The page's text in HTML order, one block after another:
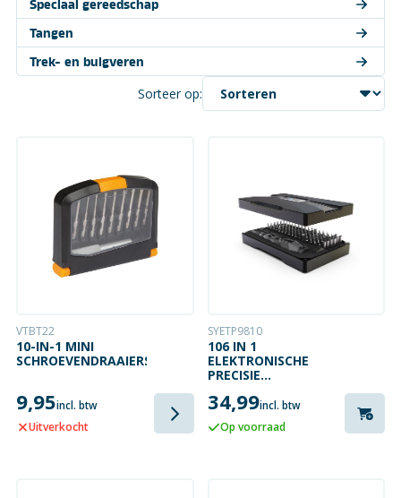
Speciaal gereedschap
Tangen
Trek- en buigveren
Sorteer op:
VTBT22
10-IN-1 MINI
SCHROEVENDRAAIERSET
9,95incl. btw
Uitverkocht
SYETP9810
106 IN 1
ELEKTRONISCHE
PRECISIE
SCHROEVENDRAAIERSET
34,99incl. btw
Op voorraad